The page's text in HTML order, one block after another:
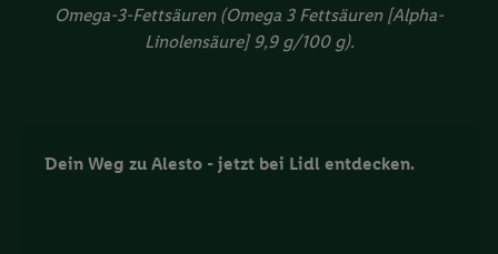
Omega-3-Fettsäuren (Omega 3 Fettsäuren [Alpha-
Linolensäure] 9,9 g/100 g).
Dein Weg zu Alesto - jetzt bei Lidl entdecken.